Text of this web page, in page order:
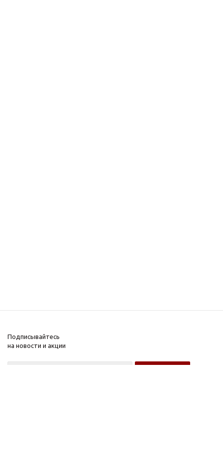
Подписывайтесь
на новости и акции